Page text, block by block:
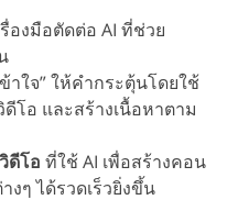
องมือตัดต่อ AI ที่ช่วย
ข้าใจ” ให้คำกระตุ้นโดยใช้
โอ และสร้างเนื้อหาตาม
ดีโอ ที่ใช้ AI เพื่อสร้างคอน
งๆ ได้รวดเร็วยิ่งขึ้น